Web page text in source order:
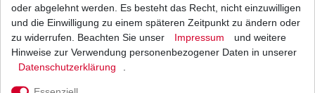
Originalbefestigungsteile oder Zubehör wie Bleche etc.
können wieder verwendet werden.
TRW-Lucas Scheibenbremsbeläge wurden in vielen
Fachzeitschriften getestet
oder abgelehnt werden. Es besteht das Recht, nicht einzuwilligen
und die Einwilligung zu einem späteren Zeitpunkt zu ändern oder
zu widerrufen. Beachten Sie unser
Impressum
und weitere
Hinweise zur Verwendung personenbezogener Daten in unserer
Daten­schutz­erklärung